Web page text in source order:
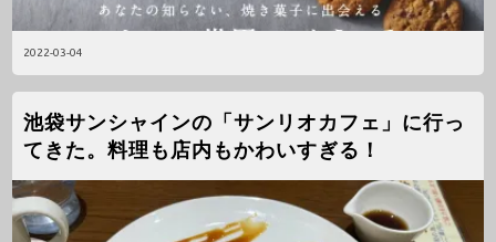
2022-03-04
池袋サンシャインの「サンリオカフェ」に行っ
てきた。料理も店内もかわいすぎる！